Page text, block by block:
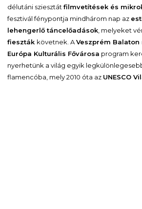
délutáni sziesztát filmvetítések és
fesztivál fénypontja mindhárom nap az
lehengerlő táncelőadások , melyeket
fieszták követnek. AVeszprém
Európa Kulturális Fővárosa program
nyerhetünk a világ egyik
flamencóba, mely 2010 óta az UNESCO